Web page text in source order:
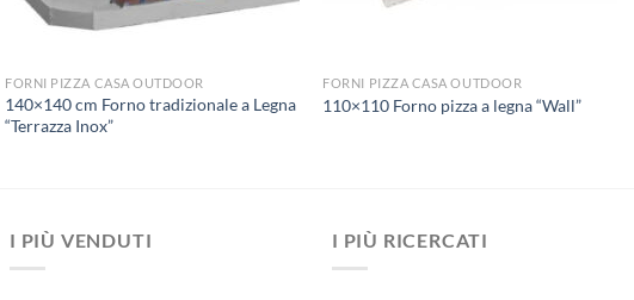
FORNI PIZZA CASA OUTDOOR
140×140 cm Forno tradizionale a Legna
“Terrazza Inox”
FORNI PIZZA CASA OUTDOOR
110×110 Forno pizza a legna “Wall”
I PIÙ VENDUTI I PIÙ RICERCATI